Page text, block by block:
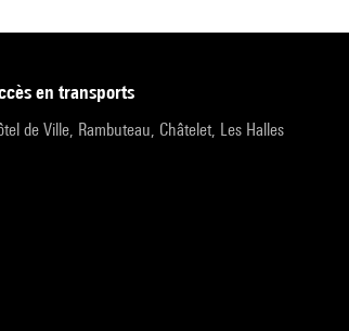
en transports
de Ville, Rambuteau, Châtelet, Les Halles